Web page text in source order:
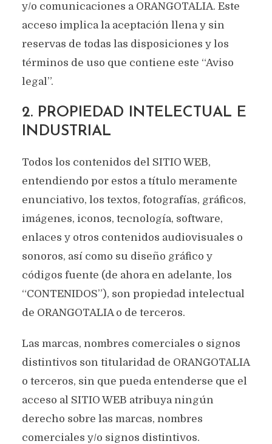
y/o comunicaciones a ORANGOTALIA. Este
acceso implica la aceptación llena y sin
reservas de todas las disposiciones y los
términos de uso que contiene este “Aviso
legal”.
2. PROPIEDAD INTELECTUAL E
INDUSTRIAL
Todos los contenidos del SITIO WEB,
entendiendo por estos a título meramente
enunciativo, los textos, fotografías, gráficos,
imágenes, iconos, tecnología, software,
enlaces y otros contenidos audiovisuales o
sonoros, así como su diseño gráfico y
códigos fuente (de ahora en adelante, los
“CONTENIDOS”), son propiedad intelectual
de ORANGOTALIA o de terceros.
Las marcas, nombres comerciales o signos
distintivos son titularidad de ORANGOTALIA
o terceros, sin que pueda entenderse que el
acceso al SITIO WEB atribuya ningún
derecho sobre las marcas, nombres
comerciales y/o signos distintivos.